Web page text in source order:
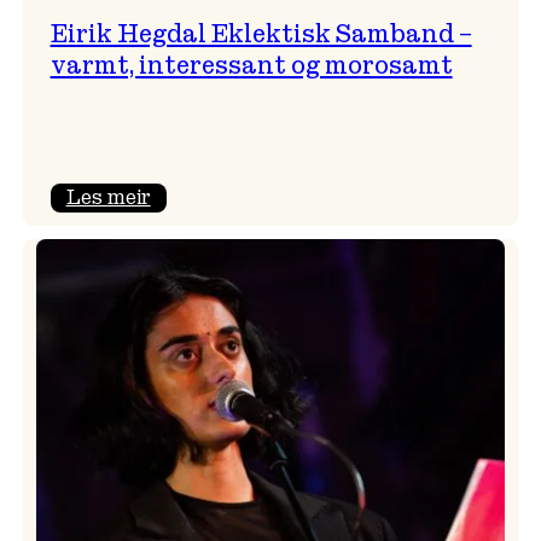
Eirik Hegdal Eklektisk Samband –
varmt, interessant og morosamt
Les meir:
Eklektisk
Samband
–
varmt,
interessant
morosamt